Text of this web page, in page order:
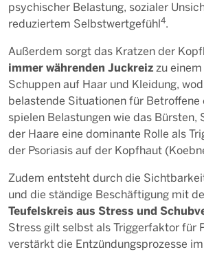
psychischer Belastung, sozialer
reduziertem Selbstwertgefühl4.
Außerdem sorgt das Kratzen der
immer währenden Juckreiz zu
Schuppen auf Haar und Kleidung,
belastende Situationen für Betroffene
spielen Belastungen wie das Bürsten,
der Haare eine dominante Rolle als
der Psoriasis auf der Kopfhaut
Zudem entsteht durch die
und die ständige Beschäftigung mit
Teufelskreis aus Stress und
Stress gilt selbst als Triggerfaktor für
verstärkt die Entzündungsprozesse